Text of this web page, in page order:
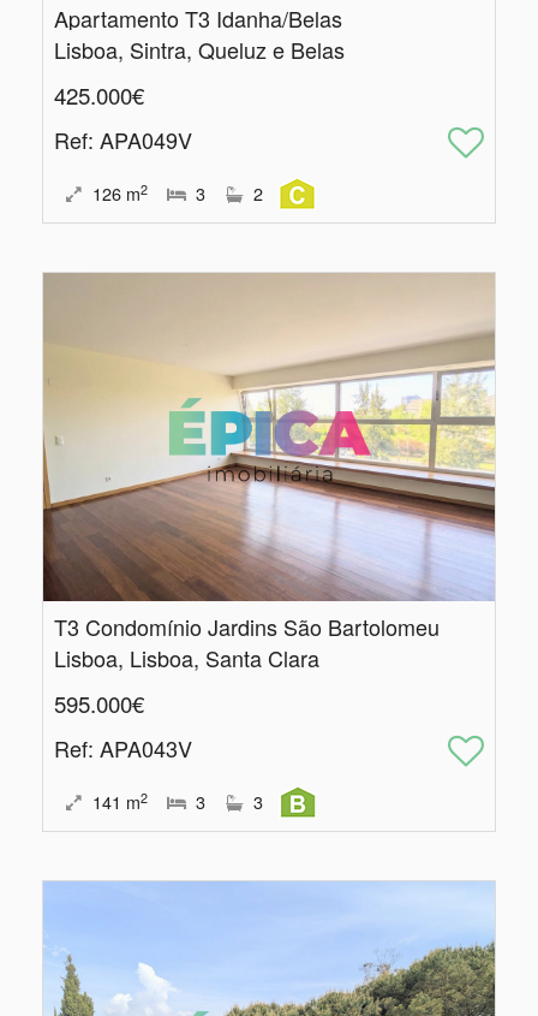
Apartamento T3 Idanha/Belas
Lisboa, Sintra, Queluz e Belas
425.000€
Ref: APA049V
126 m2 3 2
T3 Condomínio Jardins São Bartolomeu
Lisboa, Lisboa, Santa Clara
595.000€
Ref: APA043V
141 m2 3 3